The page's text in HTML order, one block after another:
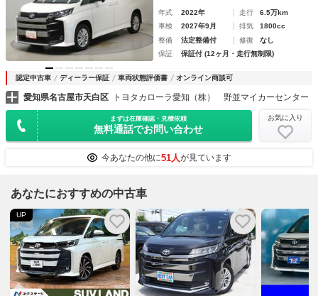
年式 2022年 走行
6.5万km
車検
2027年9月 排気
1800cc
整備
法定整備付 修復
なし
保証
保証付 (12ヶ月・走行無制限)
認定中古車 ディーラー保証 車両状態評価書 オンライン商談可
愛知県名古屋市天白区 トヨタカローラ愛知（株） 野並マイカーセンター
まずは在庫確認・見積依頼
無料通話でお問い合わせ
お気に入り
今あなたの他に51人が見ています
あなたにおすすめの中古車
UP